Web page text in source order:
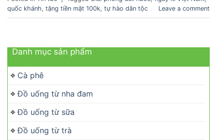
quốc khánh, tặng tiền mặt 100k, tự hào dân tộc Leave a comment
Danh mục sản phẩm
Cà phê
Đồ uống từ nha đam
Đồ uống từ sữa
Đồ uống từ trà